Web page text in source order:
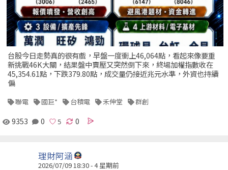
台股今日走勢真的很有戲，早盤一度衝上46,064點，看起來像要重
新挑戰46K大關，結果盤中賣壓又突然倒下來，終場加權指數收在
45,354.61點，下跌379.80點，成交量仍接近兆元水準，外資也持續
偏
聯電 國巨* 台積電 禾伸堂 群創
9353 0 0
理財阿涵
2026/07/09 18:30 - 4 星期前